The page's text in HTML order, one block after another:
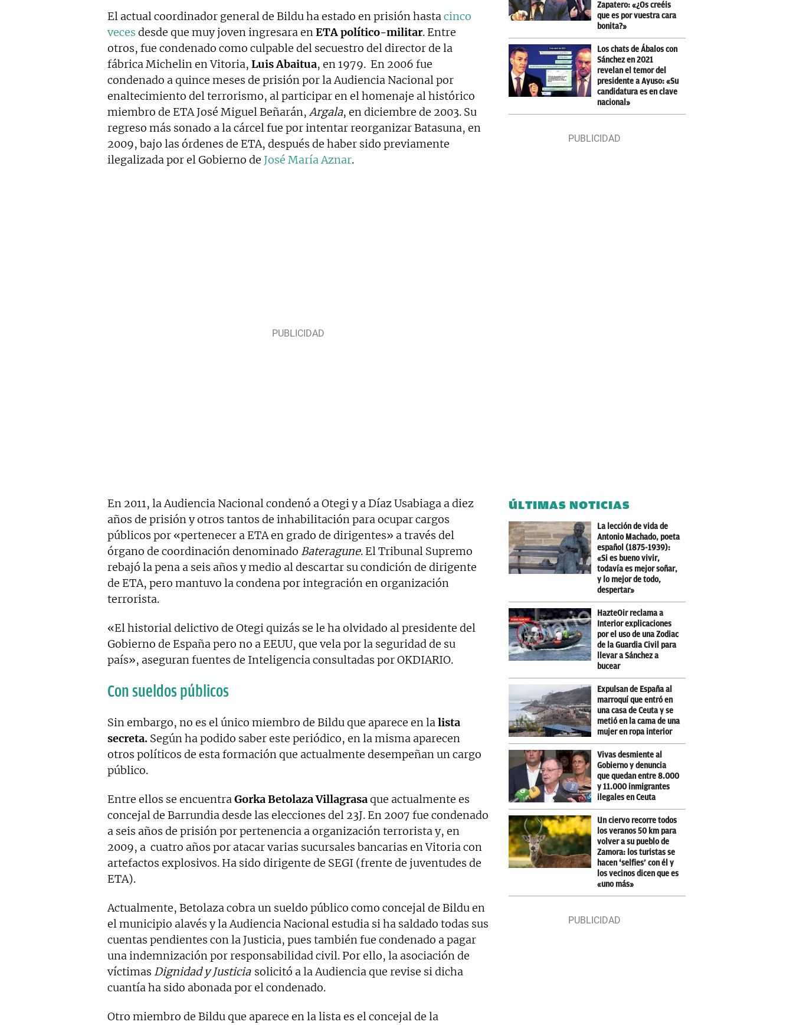
El actual coordinador general de Bildu ha estado en prisión hasta cinco
veces desde que muy joven ingresara en ETA político-militar. Entre
otros, fue condenado como culpable del secuestro del director de la
fábrica Michelin en Vitoria, Luis Abaitua, en 1979. En 2006 fue
condenado a quince meses de prisión por la Audiencia Nacional por
enaltecimiento del terrorismo, al participar en el homenaje al histórico
miembro de ETA José Miguel Beñarán, Argala, en diciembre de 2003. Su
regreso más sonado a la cárcel fue por intentar reorganizar Batasuna, en
2009, bajo las órdenes de ETA, después de haber sido previamente
ilegalizada por el Gobierno de José María Aznar.
En 2011, la Audiencia Nacional condenó a Otegi y a Díaz Usabiaga a diez
años de prisión y otros tantos de inhabilitación para ocupar cargos
públicos por «pertenecer a ETA en grado de dirigentes» a través del
órgano de coordinación denominado Bateragune. El Tribunal Supremo
rebajó la pena a seis años y medio al descartar su condición de dirigente
de ETA, pero mantuvo la condena por integración en organización
terrorista.
«El historial delictivo de Otegi quizás se le ha olvidado al presidente del
Gobierno de España pero no a EEUU, que vela por la seguridad de su
país», aseguran fuentes de Inteligencia consultadas por OKDIARIO.
Con sueldos públicos
Sin embargo, no es el único miembro de Bildu que aparece en lalista
secreta. Según ha podido saber este periódico, en la misma aparecen
otros políticos de esta formación que actualmente desempeñan un cargo
público.
Entre ellos se encuentraGorka Betolaza Villagrasaque actualmente es
concejal de Barrundia desde las elecciones del 23J. En 2007 fue condenado
a seis años de prisión por pertenencia a organización terrorista y, en
2009, a cuatro años por atacar varias sucursales bancarias en Vitoria con
artefactos explosivos. Ha sido dirigente de SEGI (frente de juventudes de
ETA).
Actualmente, Betolaza cobra un sueldo público como concejal de Bildu en
el municipio alavés y la Audiencia Nacional estudia si ha saldado todas sus
cuentas pendientes con la Justicia, pues también fue condenado a pagar
una indemnización por responsabilidad civil. Por ello, la asociación de
víctimas Dignidad y Justicia solicitó a la Audiencia que revise si dicha
cuantía ha sido abonada por el condenado.
Otro miembro de Bildu que aparece en la lista es el concejal de la
Zapatero: «¿Os creéis
que es por vuestra cara
bonita?»
Los chats de Ábalos con
Sánchez en 2021
revelan el temor del
presidente a Ayuso: «Su
candidatura es en clave
nacional»
ÚLTIMAS NOTICIAS
La lección de vida de
Antonio Machado, poeta
español (1875-1939):
«Si es bueno vivir,
todavía es mejor soñar,
y lo mejor de todo,
despertar»
HazteOir reclama a
Interior explicaciones
por el uso de una Zodiac
de la Guardia Civil para
llevar a Sánchez a
bucear
Expulsan de España al
marroquí que entró en
una casa de Ceuta y se
metió en la cama de una
mujer en ropa interior
Vivas desmiente al
Gobierno y denuncia
que quedan entre 8.000
y 11.000 inmigrantes
ilegales en Ceuta
Un ciervo recorre todos
los veranos 50 km para
volver a su pueblo de
Zamora: los turistas se
hacen ‘selfies’ con él y
los vecinos dicen que es
«uno más»